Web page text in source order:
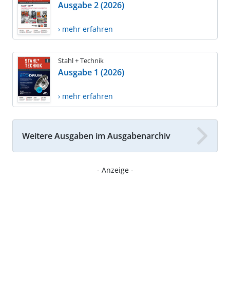
Ausgabe 2 (2026)
› mehr erfahren
Stahl + Technik
Ausgabe 1 (2026)
› mehr erfahren
Weitere Ausgaben im Ausgabenarchiv
- Anzeige -